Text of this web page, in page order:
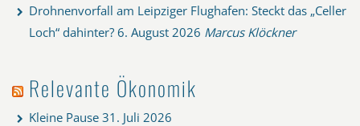
Drohnenvorfall am Leipziger Flughafen: Steckt das „Celler
Loch“ dahinter? 6. August 2026 Marcus Klöckner
Relevante Ökonomik
Kleine Pause 31. Juli 2026